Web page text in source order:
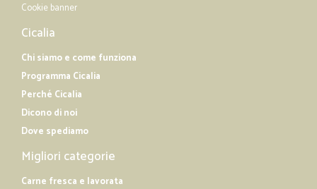
Cookie banner
Cicalia
Chi siamo e come funziona
Programma Cicalia
Perché Cicalia
Dicono di noi
Dove spediamo
Migliori categorie
Carne fresca e lavorata